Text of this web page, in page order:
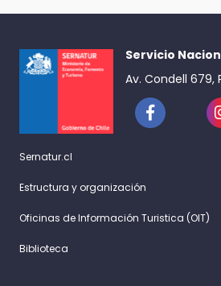
Servicio
Av. Condell 679,
Sernatur.cl
Estructura y organización
Oficinas de Información Turistica (OIT)
Biblioteca